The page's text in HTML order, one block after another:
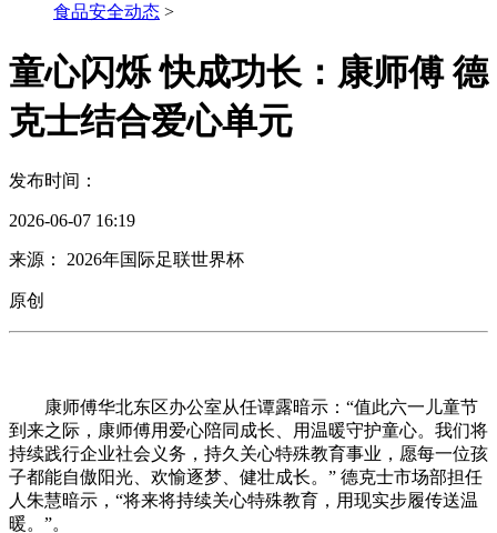
食品安全动态 >
童心闪烁 快成功长：康师傅 德
克士结合爱心单元
发布时间：
2026-06-07 16:19
来源： 2026年国际足联世界杯
原创
康师傅华北东区办公室从任谭露暗示：“值此六一儿童节
到来之际，康师傅用爱心陪同成长、用温暖守护童心。我们将
持续践行企业社会义务，持久关心特殊教育事业，愿每一位孩
子都能自傲阳光、欢愉逐梦、健壮成长。” 德克士市场部担任
人朱慧暗示，“将来将持续关心特殊教育，用现实步履传送温
暖。”。